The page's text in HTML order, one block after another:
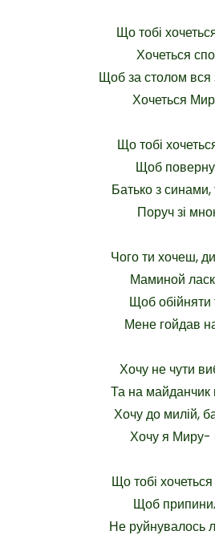
Що тобі
Хочеться
Щоб за столом вся
Хочеться
Що тобі
Щоб
Батько з
Поруч зі
Чого ти хочеш,
Маминой
Щоб обійняти
Мене гойдав
Хочу не чути
Та на майданчик
Хочу до милій,
Хочу я Миру-
Що тобі
Щоб
Не руйнувалось